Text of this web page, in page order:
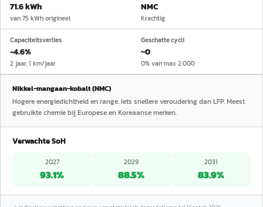
71.6 kWh
van 75 kWh origineel
NMC
Krachtig
Capaciteitsverlies
−4.6%
2 jaar, 1 km/jaar
Geschatte cycli
~0
0% van max 2.000
Nikkel-mangaan-kobalt (NMC)
Hogere energiedichtheid en range. Iets snellere veroudering dan LFP. Meest
gebruikte chemie bij Europese en Koreaanse merken.
Verwachte SoH
2027
93.1%
2029
88.5%
2031
83.9%